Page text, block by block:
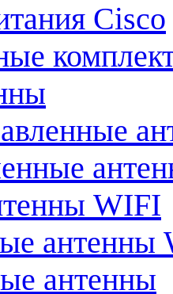
Cisco
WIFI
антенны
антенны